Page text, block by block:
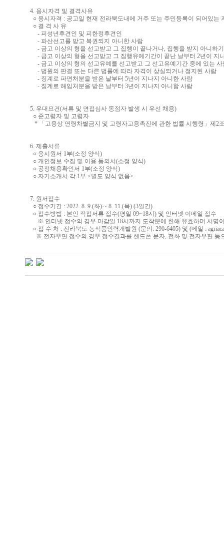
4. 응시자격 및 결격사유
○ 응시자격 : 공고일 현재 전라북도내에 거주 또는 주민등록이 되어있는
○ 결 격 사 유
- 피성년후견인 및 피한정후견인
- 파산선고를 받고 복권되지 아니한 사람
- 금고 이상의 형을 선고받고 그 집행이 끝나거나, 집행을 받지 아니하
- 금고 이상의 형을 선고받고 그 집행유예기간이 끝난 날부터 2년이 지
- 금고 이상의 형의 선고유예를 선고받고 그 선고유예기간 중에 있는 사
- 법원의 판결 또는 다른 법률에 따라 자격이 상실되거나 정지된 사람
- 징계로 파면처분을 받은 날부터 5년이 지나지 아니한 사람
- 징계로 해임처분을 받은 날부터 3년이 지나지 아니함 사람
5. 우대요건(서류 및 면접심사 동점자 발생 시 우선 채용)
○ 준고령자 및 고령자
* 「고용상 연령차별금지 및 고령자고용촉진에 관한 법률 시행령」제2
6. 제출서류
○ 응시원서 1부(소정 양식)
○ 개인정보 수집 및 이용 동의서(소정 양식)
○ 공정채용확인서 1부(소정 양식)
○ 자기소개서 각 1부 <별도 양식 없음>
7. 원서접수
○ 접수기간 : 2022. 8. 9.(화) ~ 8. 11.(목) (3일간)
○ 접수방법 : 본인 직접서류 접수(평일 09~18시) 및 인터넷 이메일 접수
※ 인터넷 접수의 경우 마감일 18시까지 도착분에 한해 유효하며 서명
○ 접 수 처 : 전라북도 농식품인력개발원 (문의: 290-6405) 및 (메일 :
※ 전자우편 접수의 경우 접수결과를 핸드폰 문자, 전화 및 전자우편 등